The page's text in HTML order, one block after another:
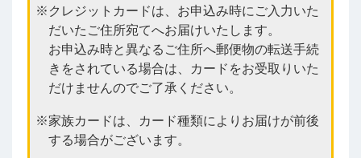
クレジットカードは、お申込み時にご入力いた
だいたご住所宛てへお届けいたします。
お申込み時と異なるご住所へ郵便物の転送手続
きをされている場合は、カードをお受取りいた
だけませんのでご了承ください。
家族カードは、カード種類によりお届けが前後
する場合がございます。